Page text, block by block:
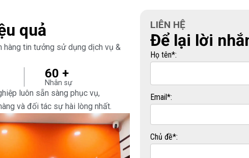
quả
hàng tin tưởng sử dụng dịch vụ &
60 +
Nhân sự
luôn sẵn sàng phục vụ,
và đối tác sự hài lòng nhất.
LIÊN HỆ
Để lại lời
Họ tên*:
Email*:
Chủ đề*: